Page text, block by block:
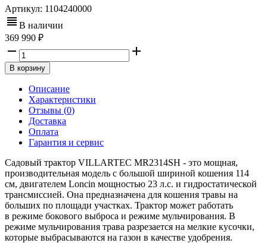
Артикул: 1104240000
В наличии
369 990
В корзину
Описание
Характеристики
Отзывы (0)
Доставка
Оплата
Гарантия и сервис
Садовый трактор VILLARTEC MR2314SH - это мощная,
производительная модель с большой шириной кошения 114
см, двигателем Loncin мощностью 23 л.с. и гидростатической
трансмиссией. Она предназначена для кошения травы на
больших по площади участках. Трактор может работать
в режиме бокового выброса и режиме мульчирования. В
режиме мульчирования трава разрезается на мелкие кусочки,
которые выбрасываются на газон в качестве удобрения.